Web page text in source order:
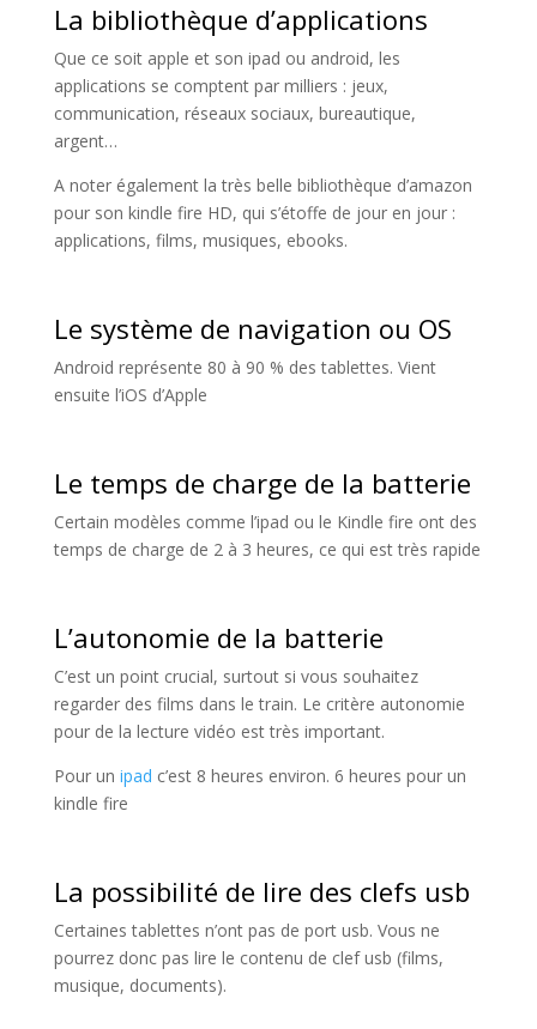
La bibliothèque d’applications
Que ce soit apple et son ipad ou android, les
applications se comptent par milliers : jeux,
communication, réseaux sociaux, bureautique,
argent…
A noter également la très belle bibliothèque d’amazon
pour son kindle fire HD, qui s’étoffe de jour en jour :
applications, films, musiques, ebooks.
Le système de navigation ou OS
Android représente 80 à 90 % des tablettes. Vient
ensuite l’iOS d’Apple
Le temps de charge de la batterie
Certain modèles comme l’ipad ou le Kindle fire ont des
temps de charge de 2 à 3 heures, ce qui est très rapide
L’autonomie de la batterie
C’est un point crucial, surtout si vous souhaitez
regarder des films dans le train. Le critère autonomie
pour de la lecture vidéo est très important.
Pour un ipad c’est 8 heures environ. 6 heures pour un
kindle fire
La possibilité de lire des clefs usb
Certaines tablettes n’ont pas de port usb. Vous ne
pourrez donc pas lire le contenu de clef usb (films,
musique, documents).